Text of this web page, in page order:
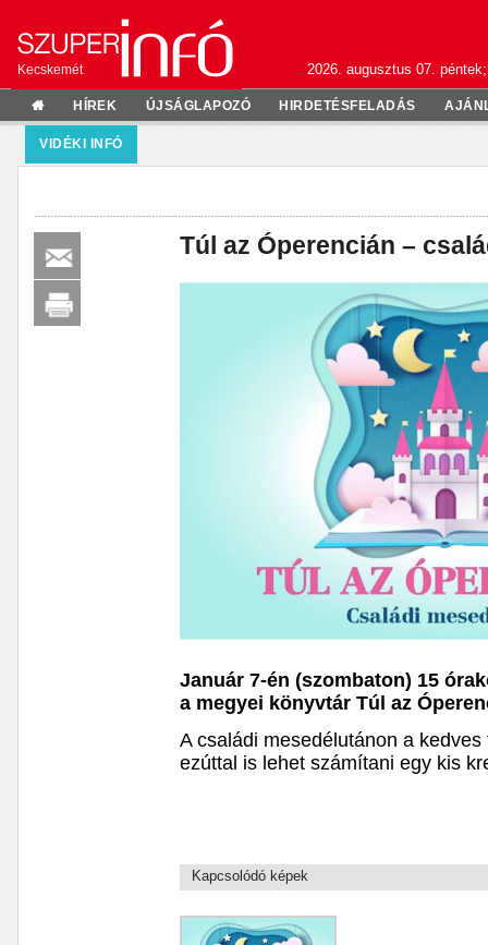
Kecskemét 2026. augusztus 07.
HÍREK ÚJSÁGLAPOZÓ HIRDETÉSFELADÁS
VIDÉKI INFÓ
Túl az Óperencián –
Január 7-én (szombaton) 15
a megyei könyvtár Túl az
A családi mesedélutánon a
ezúttal is lehet számítani egy kis
Kapcsolódó képek